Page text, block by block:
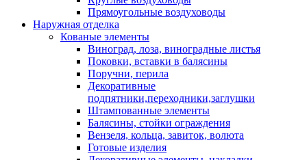
Прямоугольные воздуховоды
Наружная отделка
Кованые элементы
Виноград, лоза, виноградные листья
Поковки, вставки в балясины
Поручни, перила
Декоративные
подпятники,переходники,заглушки
Штампованные элементы
Балясины, стойки ограждения
Вензеля, кольца, завиток, волюта
Готовые изделия